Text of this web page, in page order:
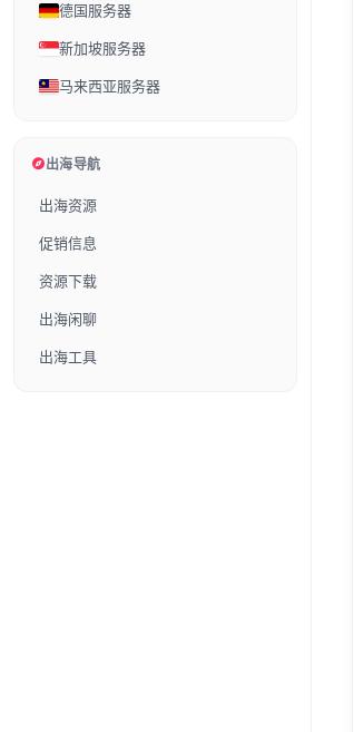
德国服务器
新加坡服务器
马来西亚服务器
出海导航
出海资源
促销信息
资源下载
出海闲聊
出海工具